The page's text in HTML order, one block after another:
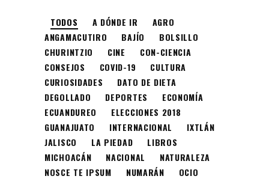
TODOS A DÓNDE IR
AGRO
ANGAMACUTIRO
BAJÍO
BOLSILLO
CHURINTZIO
CINE
CON-CIENCIA
CONSEJOS
COVID-19
CULTURA
CURIOSIDADES
DATO DE DIETA
DEGOLLADO
DEPORTES
ECONOMÍA
ECUANDUREO
ELECCIONES 2018
GUANAJUATO
INTERNACIONAL
IXTLÁN
JALISCO
LA PIEDAD
LIBROS
MICHOACÁN
NACIONAL
NATURALEZA
NOSCE TE IPSUM
NUMARÁN
OCIO